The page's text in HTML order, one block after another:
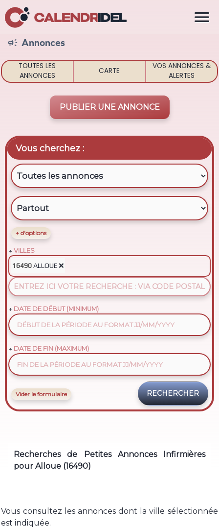
 Annonces
TOUTES LES
ANNONCES
CARTE
VOS ANNONCES &
ALERTES
PUBLIER UNE ANNONCE
Vous cherchez :
+ d'options
VILLES
16490 ALLOUE❌
DATE DE DÉBUT (MINIMUM)
DATE DE FIN (MAXIMUM)
Vider le formulaire
Recherches de Petites Annonces Infirmières
pour Alloue (16490)
Vous consultez les annonces dont la ville sélectionnée
est indiquée.
